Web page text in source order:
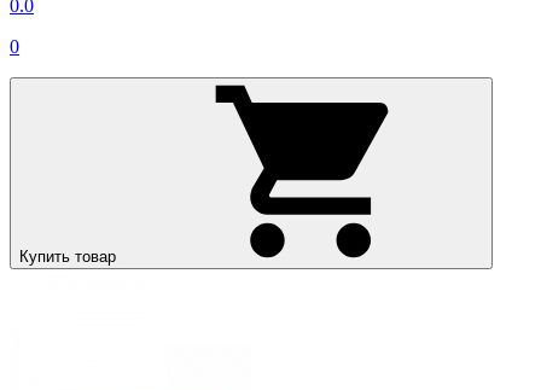
0.0
0
Купить товар